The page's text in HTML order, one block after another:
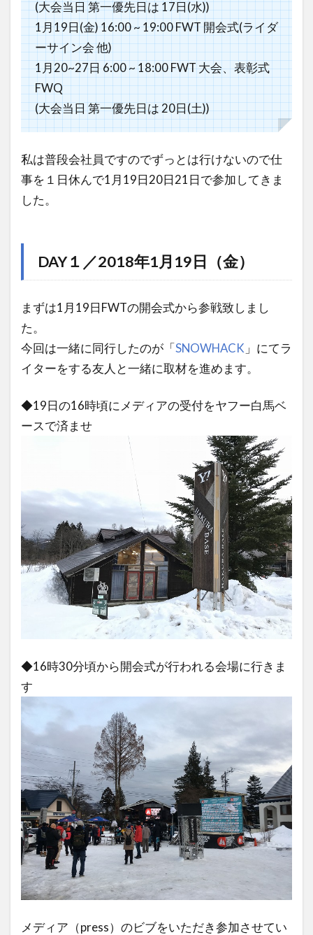
(大会当日 第一優先日は 17日(水))
1月19日(金) 16:00 ~ 19:00 FWT 開会式(ライダ
ーサイン会 他)
1月20~27日 6:00 ~ 18:00 FWT 大会、表彰式
FWQ
(大会当日 第一優先日は 20日(土))
私は普段会社員ですのでずっとは行けないので仕
事を１日休んで1月19日20日21日で参加してきま
した。
DAY１／2018年1月19日（金）
まずは1月19日FWTの開会式から参戦致しまし
た。
今回は一緒に同行したのが「SNOWHACK 」にてラ
イターをする友人と一緒に取材を進めます。
◆19日の16時頃にメディアの受付をヤフー白馬ベ
ースで済ませ
◆16時30分頃から開会式が行われる会場に行きま
す
メディア（press）のビブをいただき参加させてい